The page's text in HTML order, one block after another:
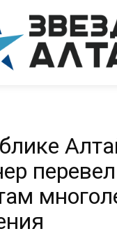
перевел